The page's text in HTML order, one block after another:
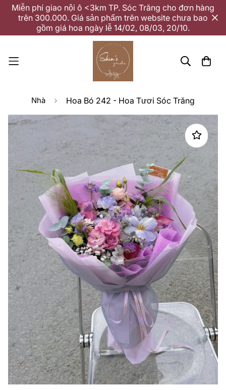
Miễn phí giao nội ô <3km TP. Sóc Trăng cho đơn hàng
trên 300.000. Giá sản phẩm trên website chưa bao
gồm giá hoa ngày lễ 14/02, 08/03, 20/10.
Nhà Hoa Bó 242 - Hoa Tươi Sóc Trăng